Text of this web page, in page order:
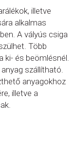
illetve
alkalmas
A vályús csiga
Több
ki- és beömlésnél.
szállítható.
anyagokhoz
illetve a